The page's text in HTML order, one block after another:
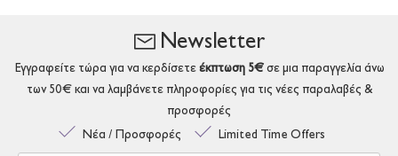
Newsletter
Εγγραφείτε τώρα για να κερδίσετεέκπτωση 5€σε μια παραγγελία άνω
των 50€ και να λαμβάνετε πληροφορίες για τις νέες παραλαβές &
προσφορές
Νέα / Προσφορές
Limited Time Offers